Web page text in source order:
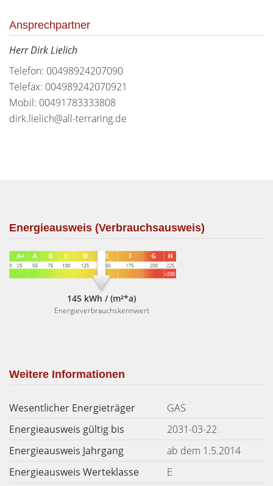
Ansprechpartner
Herr Dirk Lielich
Telefon: 00498924207090
Telefax: 004989242070921
Mobil: 00491783333808
dirk.lielich@all-terraring.de
Energieausweis (Verbrauchsausweis)
145 kWh / (m²*a)
Energieverbrauchskennwert
Weitere Informationen
Wesentlicher Energieträger
GAS
Energieausweis gültig bis
2031-03-22
Energieausweis Jahrgang
ab dem 1.5.2014
Energieausweis Werteklasse
E